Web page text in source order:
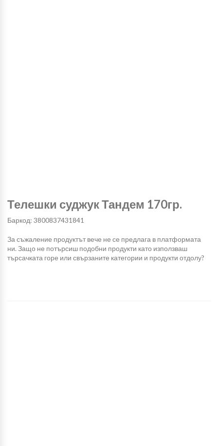
Телешки суджук Тандем 170гр.
Баркод: 3800837431841
За съжаление продуктът вече не се предлага в платформата
ни. Защо не потърсиш подобни продукти като използваш
търсачката горе или свързаните категории и продукти отдолу?